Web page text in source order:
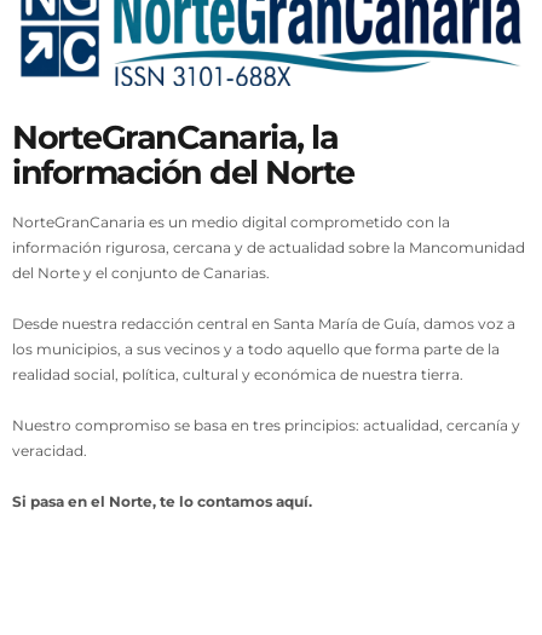
NorteGranCanaria, la
información del Norte
NorteGranCanaria es un medio digital comprometido con la
información rigurosa, cercana y de actualidad sobre la Mancomunidad
del Norte y el conjunto de Canarias.
Desde nuestra redacción central en Santa María de Guía, damos voz a
los municipios, a sus vecinos y a todo aquello que forma parte de la
realidad social, política, cultural y económica de nuestra tierra.
Nuestro compromiso se basa en tres principios: actualidad, cercanía y
veracidad.
Si pasa en el Norte, te lo contamos aquí.